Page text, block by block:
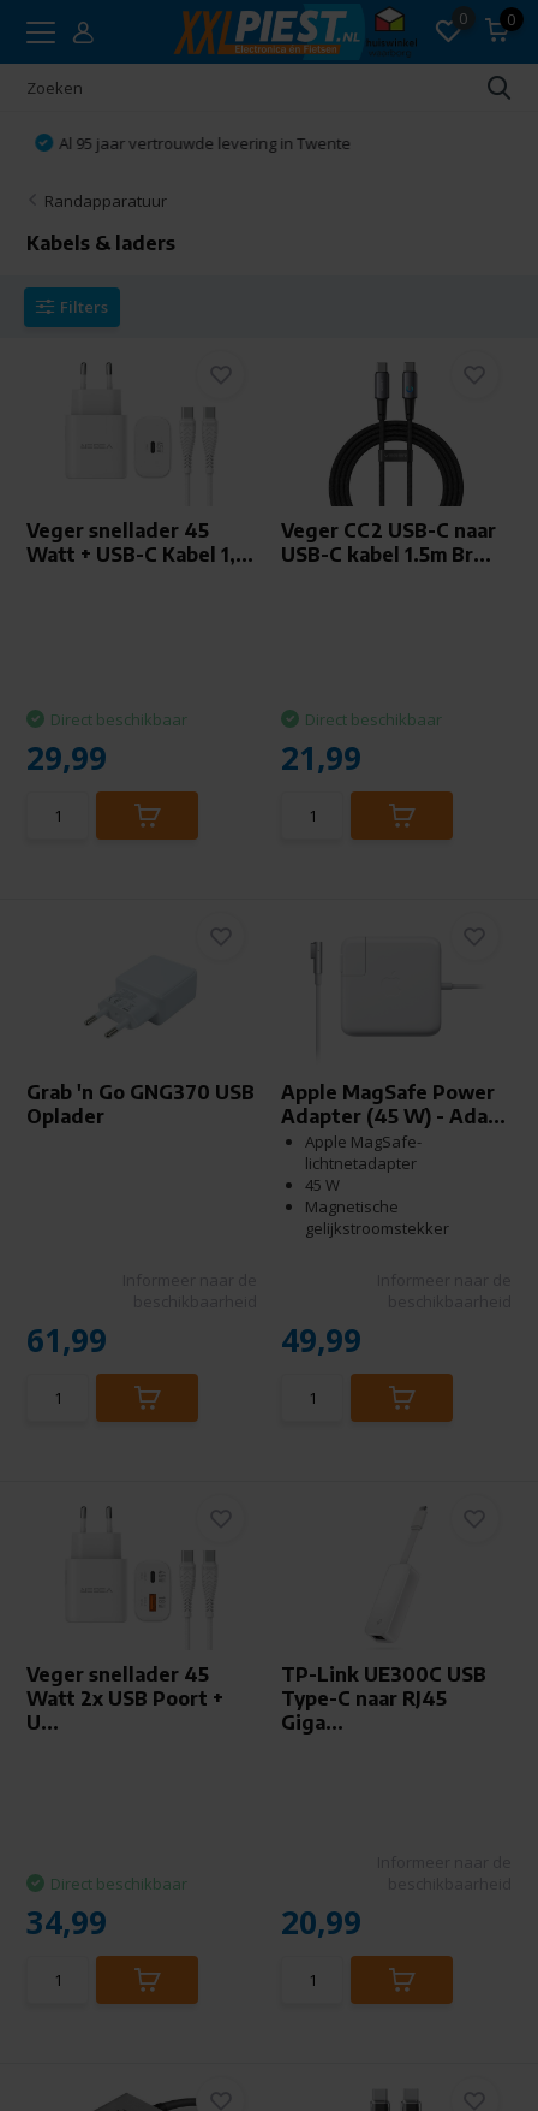
0 0
Vakkundig advies
Randapparatuur
Kabels & laders
Filters
Veger snellader 45
Watt + USB-C Kabel 1,...
Direct beschikbaar
29,99
Veger CC2 USB-C naar
USB-C kabel 1.5m Br...
Direct beschikbaar
21,99
Grab 'n Go GNG370 USB
Oplader
61,99
Apple MagSafe Power
Adapter (45 W) - Ada...
Apple MagSafe-
lichtnetadapter
45 W
Magnetische
gelijkstroomstekker
49,99
Veger snellader 45
Watt 2x USB Poort +
U...
Direct beschikbaar
34,99
TP-Link UE300C USB
Type-C naar RJ45
Giga...
20,99